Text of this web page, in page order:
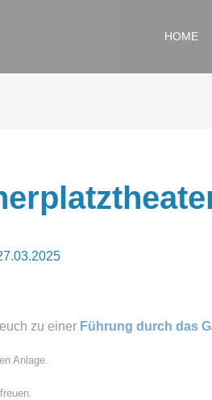
HOME
zu einer Führung durch das
Anlage.